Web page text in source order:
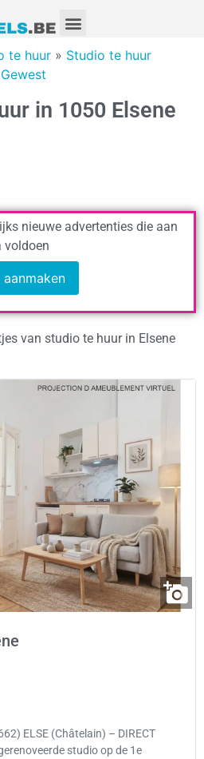
te huur » Studio te huur
in 1050 Elsene
nieuwe advertenties die aan
voldoen
van studio te huur in Elsene
ELSE (Châtelain) – DIRECT
studio op de 1e